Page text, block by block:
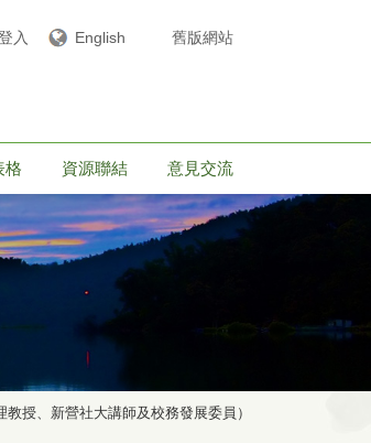
入 English 舊版網站
格 資源聯結 意見交流
授、新營社大講師及校務發展委員）